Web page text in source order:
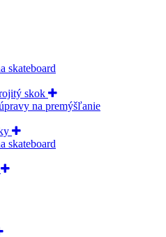
skateboard
skok
na premýšľanie
skateboard